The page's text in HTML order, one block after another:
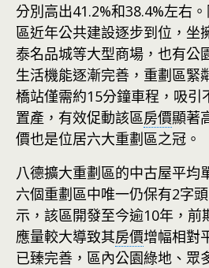
分別高出41.2%和38.4%左右
區近年公共建設逐步到位，坐
泰名品城等大型商場，也有公
生活機能逐漸完善，重劃區緊
橋站僅需約15分鐘車程，吸引
置產，有效促動該區房價顯著
價也是位居六大重劃區之冠。
八德擴大重劃區的中古屋平均
六個重劃區中唯一仍保有2字
示，該區開發至今逾10年，前
應量較大導致其房價增幅相對
已臻完善，區內公園綠地、眾